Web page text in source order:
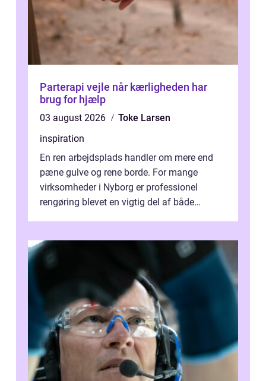
Parterapi vejle når kærligheden har
brug for hjælp
03 august 2026
Toke Larsen
inspiration
En ren arbejdsplads handler om mere end
pæne gulve og rene borde. For mange
virksomheder i Nyborg er professionel
rengøring blevet en vigtig del af både